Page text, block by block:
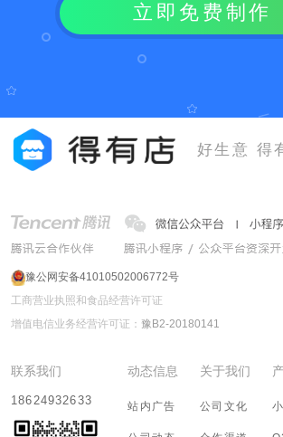
立即免费制作
好生意 得
豫公网安备41010502006772号
工商营业执照和食品经营许可证
增值电信业务经营许可证： 豫B2-20180141
联系我们
18624932633
动态信息
站内广告
关于我们
公司文化